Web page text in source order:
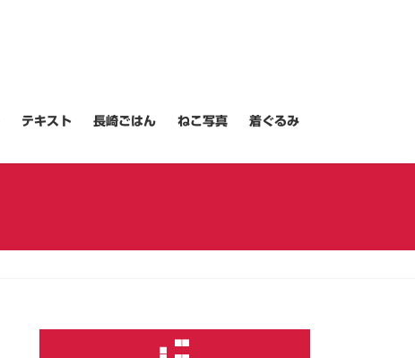
テキスト 長崎ごはん ねこ写真 着ぐるみ